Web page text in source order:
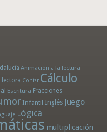
Animación a la lectura
lectora Contar Cálculo
Escritura Fracciones
Infantil Inglés Juego
Lógica
multiplicación